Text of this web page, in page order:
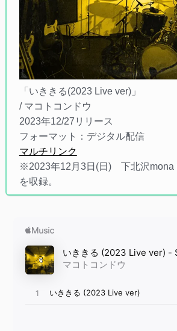
「いききる(2023 Live ver)」
/ マコトコンドウ
2023年12/27リリース
フォーマット：デジタル配信
マルチリンク
※2023年12月3日(日) 下北沢mona
を収録。